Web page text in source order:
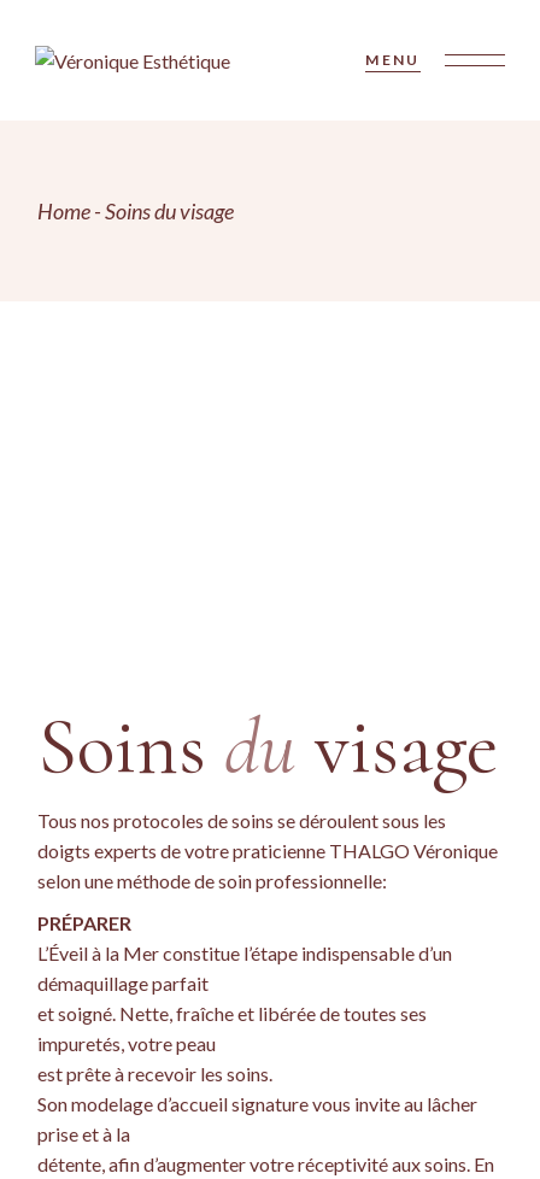
content
MENU
Home Soins du visage
Soins duvisage
Tous nos protocoles de soins se déroulent sous les
doigts experts de votre praticienne THALGO Véronique
selon une méthode de soin professionnelle:
PRÉPARER
L’Éveil à la Mer constitue l’étape indispensable d’un
démaquillage parfait
et soigné. Nette, fraîche et libérée de toutes ses
impuretés, votre peau
est prête à recevoir les soins.
Son modelage d’accueil signature vous invite au lâcher
prise et à la
détente, afin d’augmenter votre réceptivité aux soins. En